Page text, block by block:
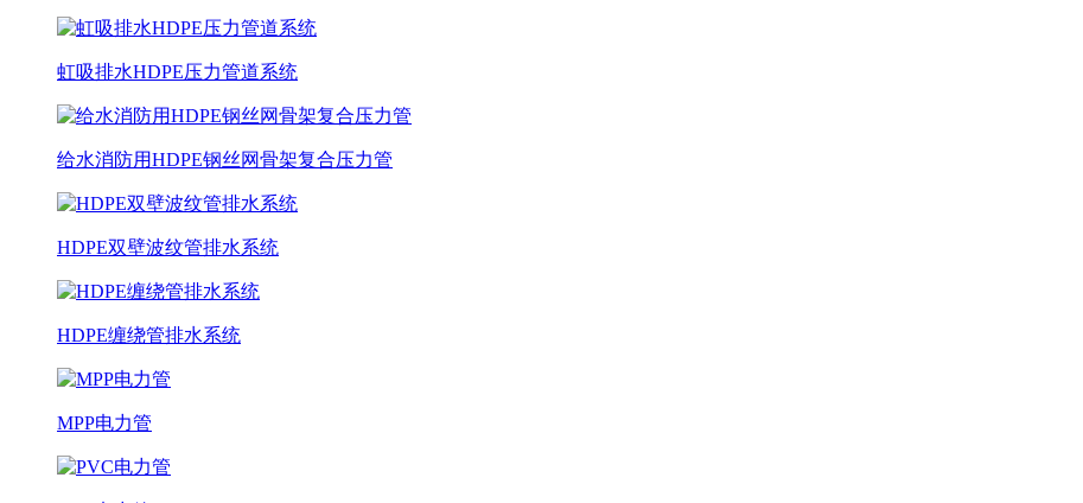
虹吸排水HDPE压力管道系统
给水消防用HDPE钢丝网骨架复合压力管
HDPE双壁波纹管排水系统
HDPE缠绕管排水系统
MPP电力管